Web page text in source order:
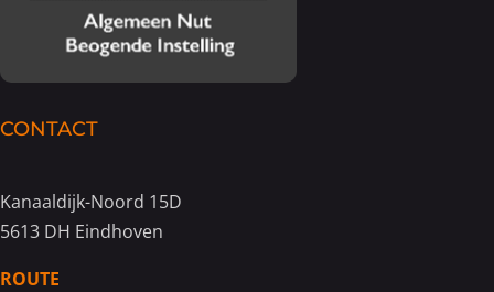
CONTACT
Kanaaldijk-Noord 15D
5613 DH Eindhoven
ROUTE